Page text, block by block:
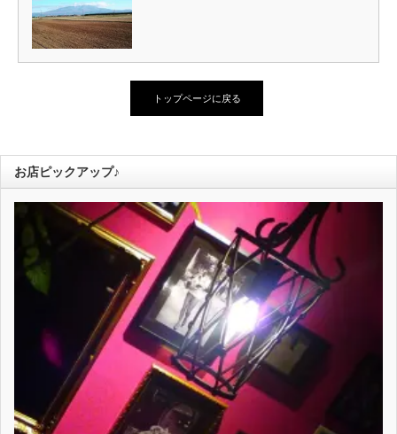
トップページに戻る
お店ピックアップ♪